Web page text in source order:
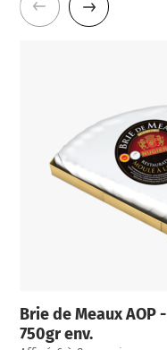
Brie de Meaux AOP
750gr env.